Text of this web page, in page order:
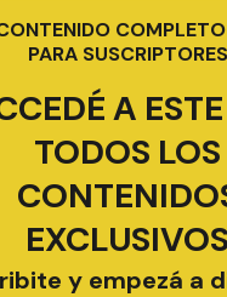
PARA SUSCRIPTORES
A
TODOS LOS
EXCLUSIVOS
y empezá a